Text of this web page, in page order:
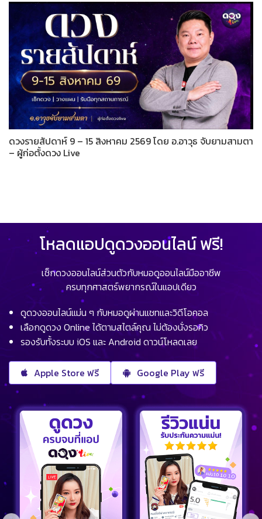
ดวงรายสัปดาห์ 9 – 15 สิงหาคม 2569 โดย อ.อาวุธ จับยามสามตา
– ผู้ก่อตั้งดวง Live
โหลดแอปดูดวงออนไลน์ ฟรี!
เช็กดวงออนไลน์ส่วนตัวกับหมอดูออนไลน์มืออาชีพ
ครบทุกศาสตร์พยากรณ์ในแอปเดียว
ดูดวงออนไลน์แม่น ๆ กับหมอดูผ่านแชทและวิดีโอคอล
เลือกดูดวง Online ได้ตามสไตล์คุณ ไม่ต้องนั่งรอคิว
รองรับทั้งระบบ iOS และ Android ดาวน์โหลดเลย
Apple Store ฟรี Google Play ฟรี